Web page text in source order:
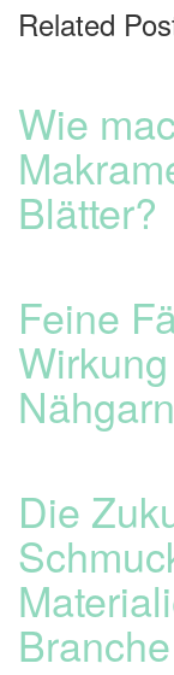
Related
Wie
Blätter?
Feine
Nähgarn
Die
Branche